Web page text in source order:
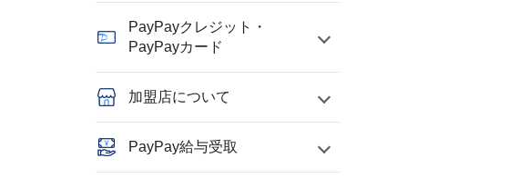
PayPayクレジット・
PayPayカード
加盟店について
PayPay給与受取